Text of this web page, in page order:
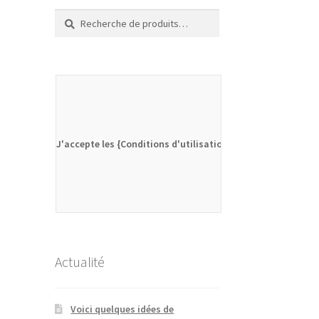
Recherche
pour :
Recherche
J'accepte les {Conditions d'utilisation}
Actualité
Voici quelques idées de